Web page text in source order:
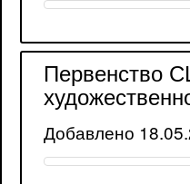
Первенство
Добавлено